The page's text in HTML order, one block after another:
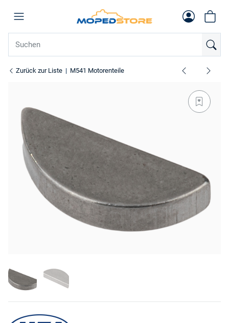
Zurück zur Liste M541 Motorenteile